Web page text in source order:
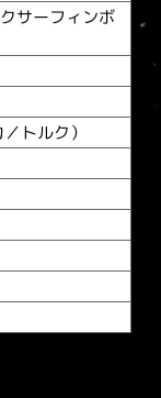
サーフィンボ
トルク）